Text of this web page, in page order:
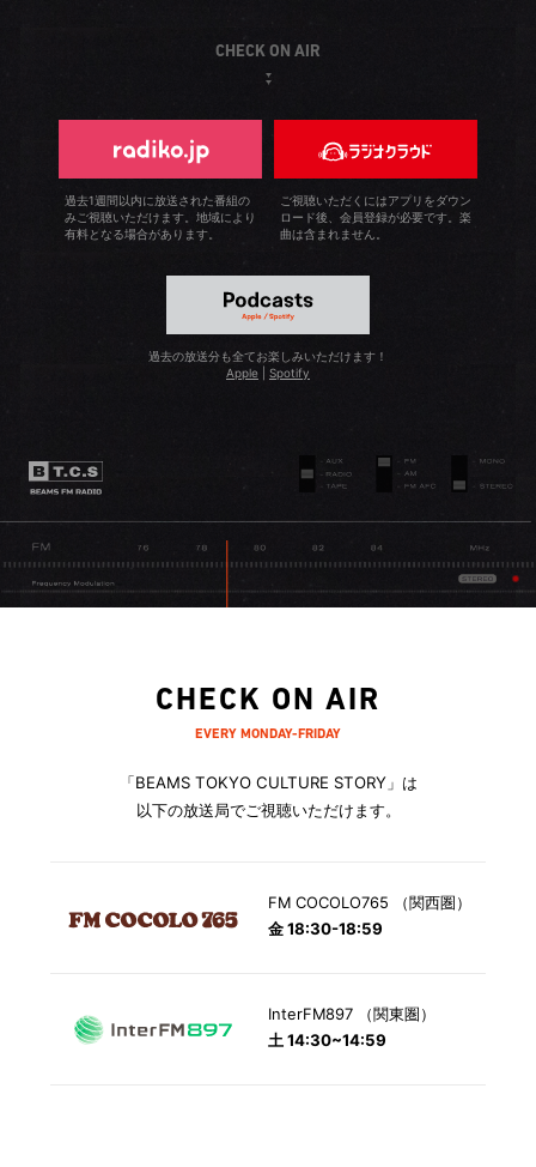
CHECK ON AIR
過去1週間以内に放送された番組の
みご視聴いただけます。地域により
有料となる場合があります。
ご視聴いただくにはアプリをダウン
ロード後、会員登録が必要です。楽
曲は含まれません。
過去の放送分も全てお楽しみいただけます！
Apple
Spotify
CHECK ON AIR
EVERY MONDAY-FRIDAY
「BEAMS TOKYO CULTURE STORY」は
以下の放送局でご視聴いただけます。
FM COCOLO765 （関西圏）
金 18:30-18:59
InterFM897 （関東圏）
土 14:30~14:59